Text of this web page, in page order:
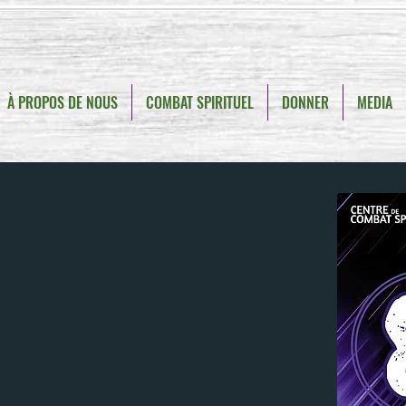
À PROPOS DE NOUS COMBAT SPIRITUEL DONNER MEDIA